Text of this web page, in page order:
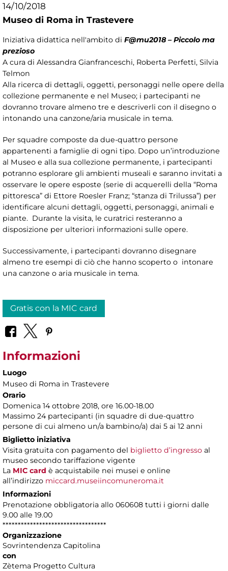
14/10/2018
Museo di Roma in Trastevere
Iniziativa didattica nell'ambito di F@mu2018 – Piccolo ma
prezioso
A cura di Alessandra Gianfranceschi, Roberta Perfetti, Silvia
Telmon
Alla ricerca di dettagli, oggetti, personaggi nelle opere della
collezione permanente e nel Museo; i partecipanti ne
dovranno trovare almeno tre e descriverli con il disegno o
intonando una canzone/aria musicale in tema.
Per squadre composte da due-quattro persone
appartenenti a famiglie di ogni tipo. Dopo un’introduzione
al Museo e alla sua collezione permanente, i partecipanti
potranno esplorare gli ambienti museali e saranno invitati a
osservare le opere esposte (serie di acquerelli della “Roma
pittoresca” di Ettore Roesler Franz; “stanza di Trilussa”) per
identificare alcuni dettagli, oggetti, personaggi, animali e
piante. Durante la visita, le curatrici resteranno a
disposizione per ulteriori informazioni sulle opere.
Successivamente, i partecipanti dovranno disegnare
almeno tre esempi di ciò che hanno scoperto o intonare
una canzone o aria musicale in tema.
Gratis con la MIC card
Informazioni
Luogo
Museo di Roma in Trastevere
Orario
Domenica 14 ottobre 2018, ore 16.00-18.00
Massimo 24 partecipanti (in squadre di due-quattro
persone di cui almeno un/a bambino/a) dai 5 ai 12 anni
Biglietto iniziativa
Visita gratuita con pagamento del biglietto d’ingresso al
museo secondo tariffazione vigente
La MIC card è acquistabile nei musei e online
all’indirizzo miccard.museiincomuneroma.it
Informazioni
Prenotazione obbligatoria allo 060608 tutti i giorni dalle
9.00 alle 19.00
**********************************
Organizzazione
Sovrintendenza Capitolina
con
Zètema Progetto Cultura